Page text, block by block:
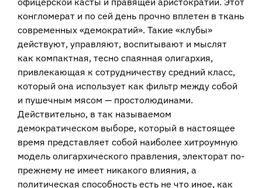
конгломерат и по сей день прочно вплетен в ткань
современных «демократий». Такие «клубы»
действуют, управляют, воспитывают и мыслят
как компактная, тесно спаянная олигархия,
привлекающая к сотрудничеству средний класс,
который она использует как фильтр между собой
и пушечным мясом — простолюдинами.
Действительно, в так называемом
демократическом выборе, который в настоящее
время представляет собой наиболее хитроумную
модель олигархического правления, электорат по-
прежнему не имеет никакого влияния, а
политическая способность есть не что иное, как